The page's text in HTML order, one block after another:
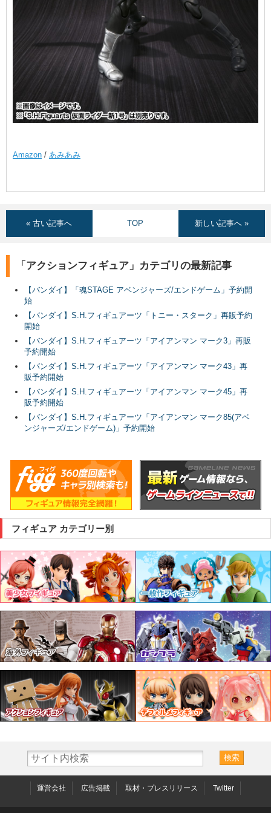
Amazon / あみあみ
« 古い記事へ TOP 新しい記事へ »
「アクションフィギュア」カテゴリの最新記事
【バンダイ】「魂STAGE アベンジャーズ/エンドゲーム」予約開
始
【バンダイ】S.H.フィギュアーツ「トニー・スターク」再販予約
開始
【バンダイ】S.H.フィギュアーツ「アイアンマン マーク3」再販
予約開始
【バンダイ】S.H.フィギュアーツ「アイアンマン マーク43」再
販予約開始
【バンダイ】S.H.フィギュアーツ「アイアンマン マーク45」再
販予約開始
【バンダイ】S.H.フィギュアーツ「アイアンマン マーク85(アベ
ンジャーズ/エンドゲーム)」予約開始
フィギュア カテゴリー別
運営会社 広告掲載 取材・プレスリリース Twitter